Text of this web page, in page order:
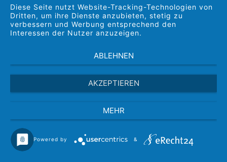
Mit Eloquenz und
Empathie
Thomas Rheindorf: Die Leute
brauchen die Kirche als Kraftort
Thomas Rheindorf ist Pfarrer in Bad
Neuenahr-Ahrweiler. Der frühere KiBa-Autor
hat die Flutkatastrophe in seiner Stadt
hautnah miterlebt.
Diese Seite nutzt Website-Tracking-Technologien von
Dritten, um ihre Dienste anzubieten, stetig zu
verbessern und Werbung entsprechend den
Interessen der Nutzer anzuzeigen.
ABLEHNEN
AKZEPTIEREN
MEHR
Powered by &